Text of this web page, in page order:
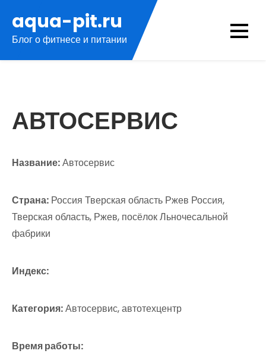
содержимому
aqua-pit.ru
Блог о фитнесе и питании
АВТОСЕРВИС
Название:Автосервис
Страна: Россия Тверская область Ржев Россия,
Тверская область, Ржев, посёлок Льночесальной
фабрики
Индекс:
Категория:Автосервис, автотехцентр
Время работы: